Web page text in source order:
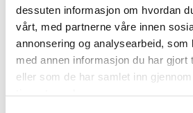
dessuten informasjon om hvordan
vårt, med partnerne våre innen
annonsering og analysearbeid, som
med annen informasjon du har gjort
eller som de har samlet inn
– Avkastningen fra
gjenspeiler at etterspørselen
markene er langt større enn
særlig er et enormt behov for
egenkapital vi kan tilby
Thorleifsson.